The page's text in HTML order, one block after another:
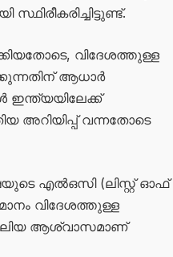
വിദേശത്തുള്ള
ആധാർ
ഇന്ത്യയിലേക്ക്
അറിയിപ്പ് വന്നതോടെ
എൽഒസി (ലിസ്റ്റ് ഓഫ്
വിദേശത്തുള്ള
വലിയ ആശ്വാസമാണ്